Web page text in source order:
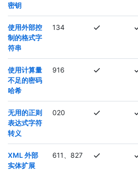
密钥
使用外部控
制的格式字
符串
134
使用计算量
不足的密码
哈希
916
无用的正则
表达式字符
转义
020
XML 外部
实体扩展
611、827